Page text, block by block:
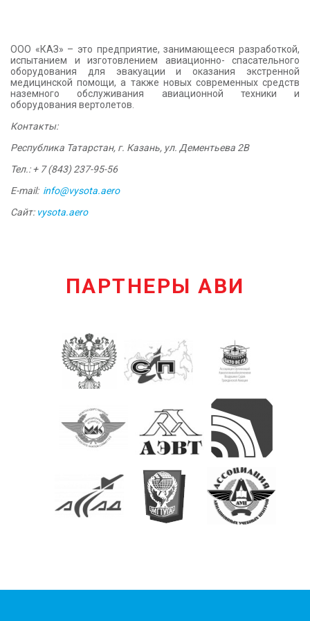
ООО «КАЗ» – это предприятие, занимающееся разработкой,
испытанием и изготовлением авиационно- спасательного
оборудования для эвакуации и оказания экстренной
медицинской помощи, а также новых современных средств
наземного обслуживания авиационной техники и
оборудования вертолетов.
Контакты:
Республика Татарстан, г. Казань, ул. Дементьева 2В
Тел.: + 7 (843) 237-95-56
E-mail: info@vysota.aero
Сайт: vysota.aero
ПАРТНЕРЫ АВИ